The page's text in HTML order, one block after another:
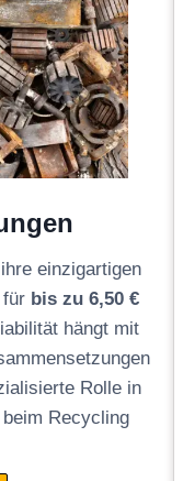
einzigartigen
für bis zu 6,50 €
hängt mit
Rolle in
Recycling